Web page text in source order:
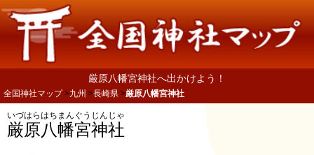
厳原八幡宮神社へ出かけよう！
全国神社マップ 九州 長崎県 厳原八幡宮神社
厳原八幡宮神社
いづはらはちまんぐうじんじゃ